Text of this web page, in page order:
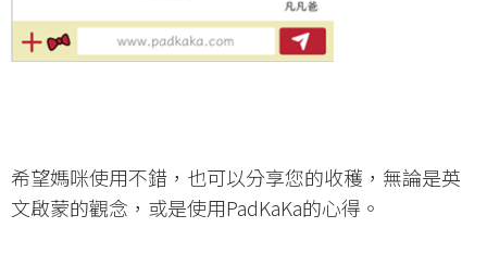
希望媽咪使用不錯，也可以分享您的收穫，無論是英
文啟蒙的觀念，或是使用PadKaKa的心得。